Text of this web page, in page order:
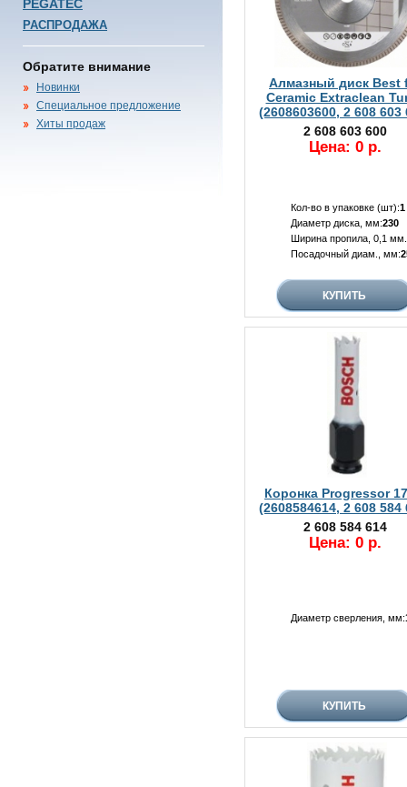
PEGATEC
РАСПРОДАЖА
Обратите внимание
Новинки
Специальное предложение
Хиты продаж
Алмазный диск Best
Ceramic Extraclean
(2608603600, 2 608 603
2 608 603 600
Цена: 0 р.
Кол-во в упаковке (шт):1
Диаметр диска, мм:230
Ширина пропила, 0,1
Посадочный диам., мм:
Коронка Progressor
(2608584614, 2 608 584
2 608 584 614
Цена: 0 р.
Диаметр сверления, мм: